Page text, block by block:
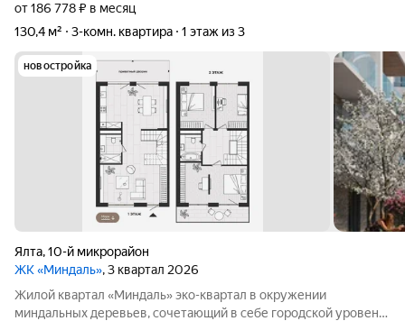
от 186 778 ₽ в месяц
130,4 м²
3-комн. квартира 1 этаж из 3
новостройка
Ялта,10-й микрорайон
ЖК «Миндаль», 3 квартал 2026
Жилой квартал «Миндаль» эко-квартал в окружении
миндальных деревьев, сочетающий в себе городской уровень